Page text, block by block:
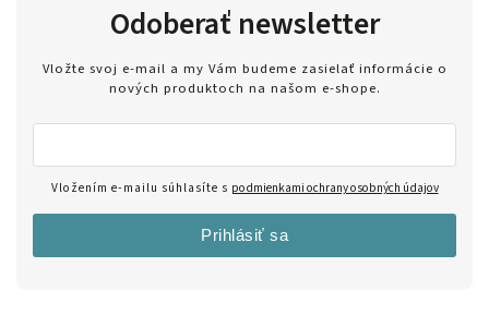
Odoberať newsletter
Vložte svoj e-mail a my Vám budeme zasielať informácie o
nových produktoch na našom e-shope.
Vložením e-mailu súhlasíte s podmienkami ochrany osobných údajov
Prihlásiť sa